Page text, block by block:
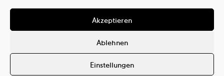
Akzeptieren
Ablehnen
Einstellungen
Mein Konto
Warenkorb
Datenschutzerklärung (EU)